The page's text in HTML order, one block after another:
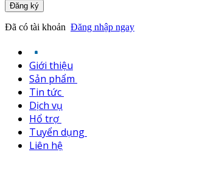
Đăng ký
Đã có tài khoản Đăng nhập ngay
Giới thiệu
Sản phẩm
Tin tức
Dịch vụ
Hổ trợ
Tuyển dụng
Liên hệ